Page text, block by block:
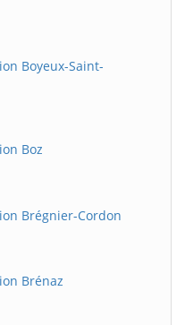
Boyeux-Saint-
Boz
Brégnier-Cordon
Brénaz